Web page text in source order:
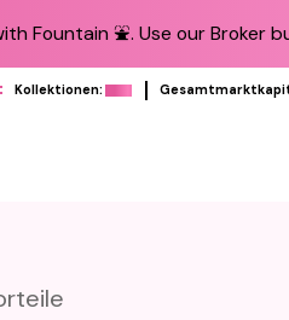
Fountain ⛲️. Use our Broker
Kollektionen: